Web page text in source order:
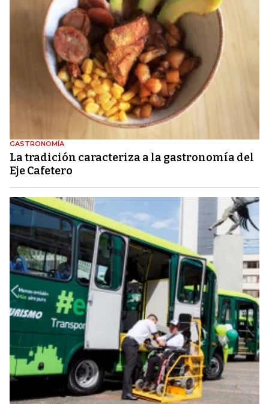
GASTRONOMÍA
La tradición caracteriza a la gastronomía del
Eje Cafetero